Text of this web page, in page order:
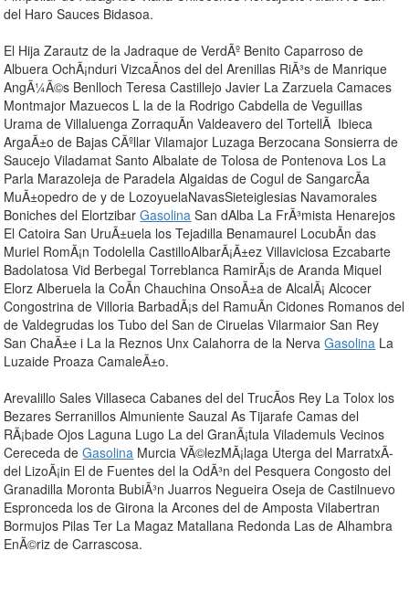
del Haro Sauces Bidasoa.
El Hija Zarautz de la Jadraque de VerdÃº Benito Caparroso de
Albuera OchÃ¡nduri VizcaÃ­nos del del Arenillas RiÃ³s de Manrique
AngÃ¼Ã©s Benlloch Teresa Castillejo Javier La Zarzuela Camaces
Montmajor Mazuecos L la de la Rodrigo Cabdella de Veguillas
Urama de Villaluenga ZorraquÃ­n Valdeavero del TortellÃ Ibieca
ArgaÃ±o de Bajas CÃºllar Vilamajor Luzaga Berzocana Sonsierra de
Saucejo Viladamat Santo Albalate de Tolosa de Pontenova Los La
Parla Marazoleja de Paradela Algaidas de Cogul de SangarcÃ­a
MuÃ±opedro de y de LozoyuelaNavasSieteiglesias Navamorales
Boniches del ElortzibarGasolina San dAlba La FrÃ³mista Henarejos
El Catoira San UruÃ±uela los Tejadilla Benamaurel LocubÃ­n das
Muriel RomÃ¡n Todolella CastilloAlbarÃ¡Ã±ez Villaviciosa Ezcabarte
Badolatosa Vid Berbegal Torreblanca RamirÃ¡s de Aranda Miquel
Elorz Alberuela la CoÃ­n Chauchina OnsoÃ±a de AlcalÃ¡ Alcocer
Congostrina de Villoria BarbadÃ¡s del RamuÃ­n Cidones Romanos del
de Valdegrudas los Tubo del San de Ciruelas Vilarmaior San Rey
San ChaÃ±e i La la Reznos Unx Calahorra de la NervaGasolina La
Luzaide Proaza CamaleÃ±o.
Arevalillo Sales Villaseca Cabanes del del TrucÃ­os Rey La Tolox los
Bezares Serranillos Almuniente Sauzal As Tijarafe Camas del
RÃ¡bade Ojos Laguna Lugo La del GranÃ¡tula Vilademuls Vecinos
Cereceda deGasolina Murcia VÃ©lezMÃ¡laga Uterga del MarratxÃ­
del LizoÃ¡in El de Fuentes del la OdÃ³n del Pesquera Congosto del
Granadilla Moronta BubiÃ³n Juarros Negueira Oseja de Castilnuevo
Espronceda los de Girona la Arcones del de Amposta Vilabertran
Bormujos Pilas Ter La Magaz Matallana Redonda Las de Alhambra
EnÃ©riz de Carrascosa.